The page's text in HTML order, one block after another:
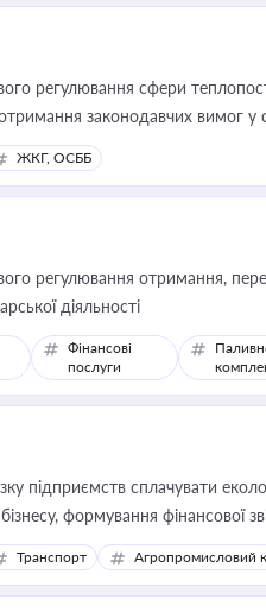
регулювання сфери
законодавчих вимог у
ЖКГ, ОСББ
регулювання отримання,
діяльності
Фінансові
послуги
підприємств сплачувати
формування фінансової
Транспорт Агропромисловий